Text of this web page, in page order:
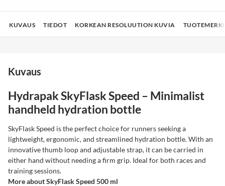
KUVAUS TIEDOT KORKEAN RESOLUUTION KUVIA
Kuvaus
Hydrapak SkyFlask Speed – Minimalist
handheld hydration bottle
SkyFlask Speed is the perfect choice for runners seeking a
lightweight, ergonomic, and streamlined hydration bottle. With an
innovative thumb loop and adjustable strap, it can be carried in
either hand without needing a firm grip. Ideal for both races and
training sessions.
More about SkyFlask Speed 500 ml